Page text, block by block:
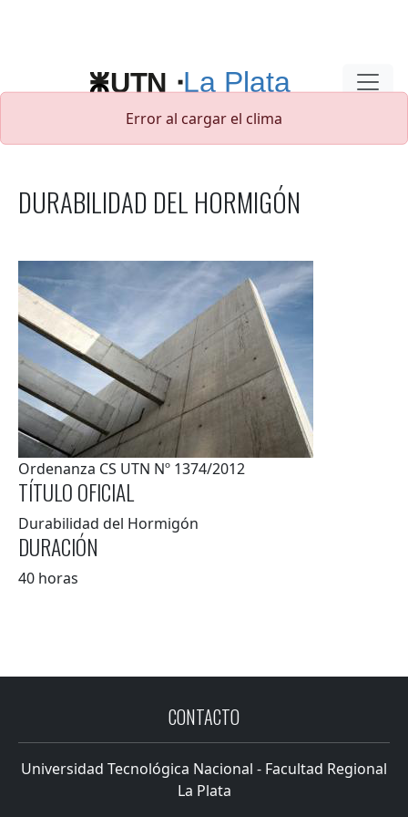
Error al cargar el clima
DURABILIDAD DEL HORMIGÓN
Resumen
Ordenanza CS UTN Nº 1374/2012
TÍTULO OFICIAL
Durabilidad del Hormigón
DURACIÓN
40 horas
CONTACTO
Universidad Tecnológica Nacional - Facultad Regional
La Plata